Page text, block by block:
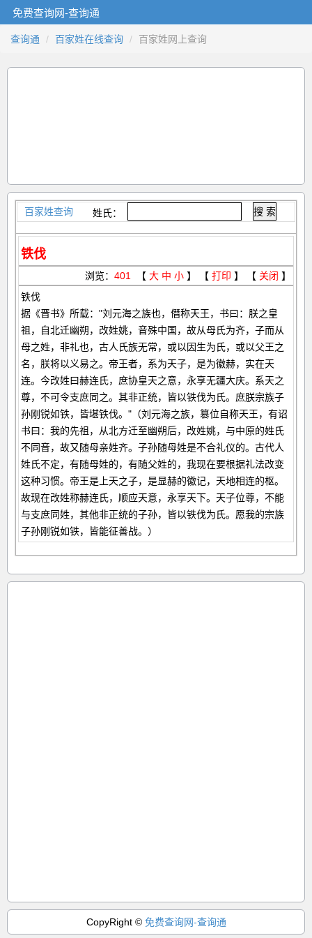
免费查询网-查询通
查询通 百家姓在线查询 百家姓网上查询
百家姓查询 姓氏：
铁伐
浏览： 401 【 大 中 小 】 【 打印 】 【 关闭 】
铁伐
据《晋书》所载："刘元海之族也，僭称天王，书曰：朕之皇
祖，自北迁幽朔，改姓姚，音殊中国，故从母氏为齐，子而从
母之姓，非礼也，古人氏族无常，或以因生为氏，或以父王之
名，朕将以义易之。帝王者，系为天子，是为徽赫，实在天
连。今改姓曰赫连氏，庶协皇天之意，永享无疆大庆。系天之
尊，不可令支庶同之。其非正统，皆以铁伐为氏。庶朕宗族子
孙刚锐如铁，皆堪铁伐。"（刘元海之族，篡位自称天王，有诏
书曰：我的先祖，从北方迁至幽朔后，改姓姚，与中原的姓氏
不同音，故又随母亲姓齐。子孙随母姓是不合礼仪的。古代人
姓氏不定，有随母姓的，有随父姓的，我现在要根据礼法改变
这种习惯。帝王是上天之子，是显赫的徽记，天地相连的枢。
故现在改姓称赫连氏，顺应天意，永享天下。天子位尊，不能
与支庶同姓，其他非正统的子孙，皆以铁伐为氏。愿我的宗族
子孙刚锐如铁，皆能征善战。）
CopyRight © 免费查询网-查询通